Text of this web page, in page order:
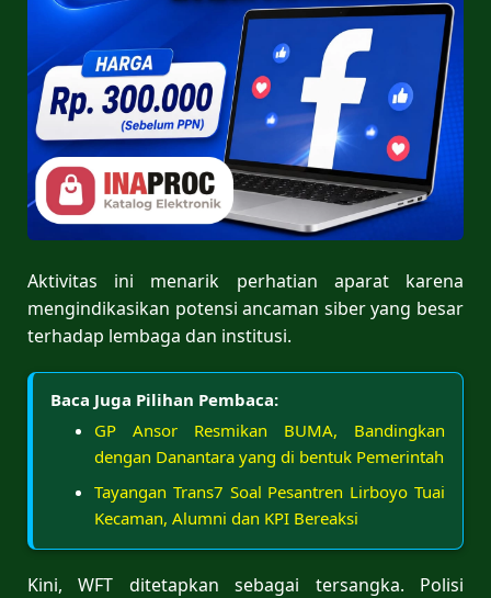
Aktivitas ini menarik perhatian aparat karena
mengindikasikan potensi ancaman siber yang besar
terhadap lembaga dan institusi.
Baca Juga Pilihan Pembaca:
GP Ansor Resmikan BUMA, Bandingkan
dengan Danantara yang di bentuk Pemerintah
Tayangan Trans7 Soal Pesantren Lirboyo Tuai
Kecaman, Alumni dan KPI Bereaksi
Kini, WFT ditetapkan sebagai tersangka. Polisi